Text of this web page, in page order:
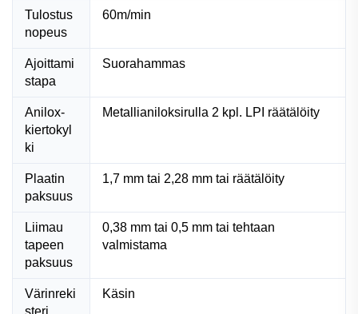
Tulostus
nopeus
60m/min
Ajoittami
stapa
Suorahammas
Anilox-
kiertokyl
ki
Metallianiloksirulla 2 kpl. LPI räätälöity
Plaatin
paksuus
1,7 mm tai 2,28 mm tai räätälöity
Liimau
tapeen
paksuus
0,38 mm tai 0,5 mm tai tehtaan
valmistama
Värinreki
steri
Käsin